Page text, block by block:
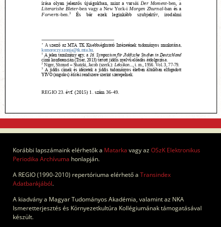
Korábbi lapszámaink elérhetők a Matarka vagy azOSzK Elektronikus
Periodika Archívuma honlapján.
A REGIO (1990-2010) repertóriuma elérhető a Transindex
Adatbankjából.
A kiadvány a Magyar Tudományos Akadémia, valamint az NKA
Ismeretterjesztés és Környezetkultúra Kollégiumának támogatásával
készült.